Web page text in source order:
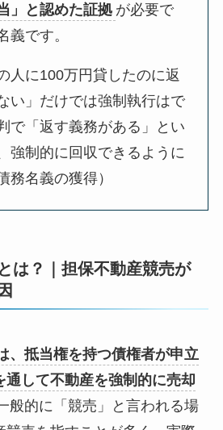
」と認めた証拠 が必要で
義です。
人に100万円貸したのに返
い」だけでは強制執行はで
で「返す義務がある」とい
強制的に回収できるように
務名義の獲得）
は？｜担保不動産競売が
、抵当権を持つ債権者が申立
通して不動産を強制的に売却
般的に「競売」と言われる場